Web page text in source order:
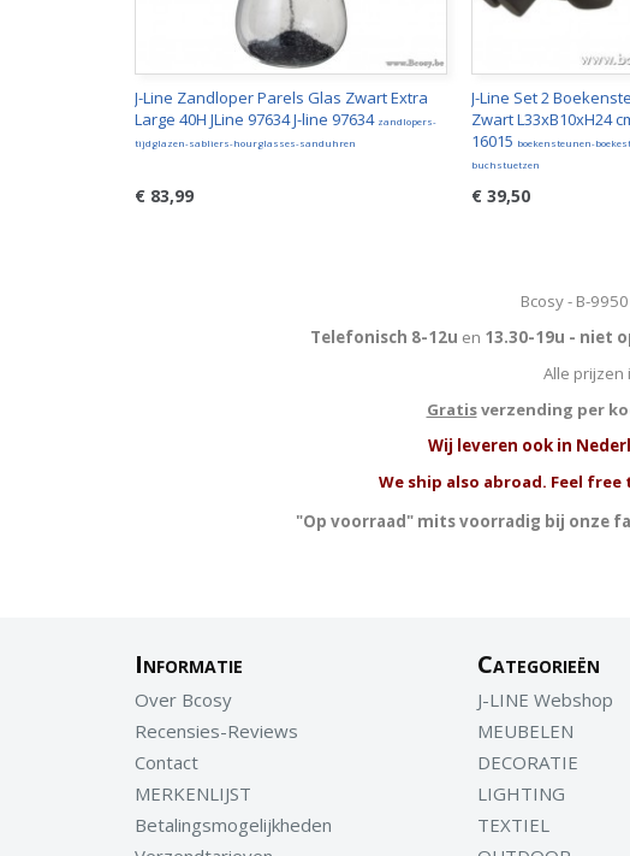
J-Line Zandloper Parels Glas Zwart Extra
Large 40H JLine 97634 J-line 97634 zandlopers-
tijdglazen-sabliers-hourglasses-sanduhren
€ 83,99
J-Line Set 2
Zwart L33xB10xH24
16015 boekensteunen-
buchstuetzen
€ 39,50
Bcosy - B-
Telefonisch 8-12u en 13.30-19u - niet
Alle prijzen
Gratisverzending per
Wij leveren ook in
We ship also abroad. Feel
"Op voorraad" mits voorradig bij onze
Informatie
Over Bcosy
Recensies-Reviews
Contact
MERKENLIJST
Betalingsmogelijkheden
Categorieën
J-LINE Webshop
MEUBELEN
DECORATIE
LIGHTING
TEXTIEL